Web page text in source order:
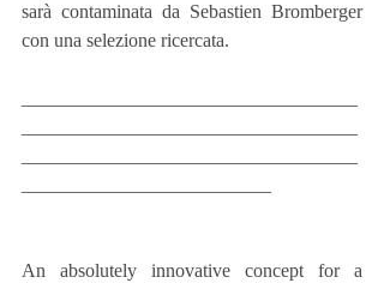
sarà contaminata da Sebastien Bromberger
con una selezione ricercata.
An absolutely innovative concept for a